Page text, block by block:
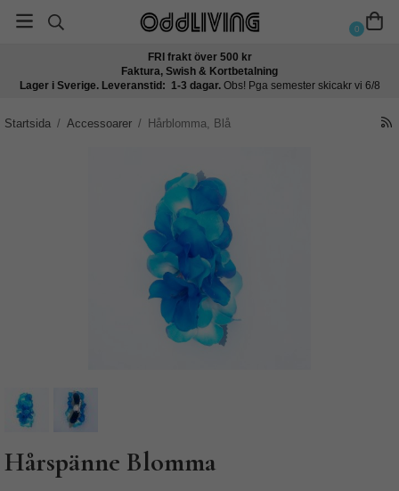
0
FRI frakt över 500 kr
Faktura, Swish & Kortbetalning
Lager i Sverige. Leveranstid: 1-3 dagar. Obs! Pga semester skicakr vi 6/8
Startsida / Accessoarer / Hårblomma, Blå
Hårspänne Blomma